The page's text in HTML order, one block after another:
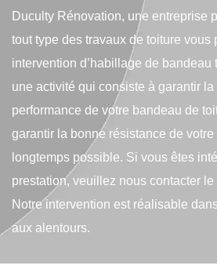
Duculty Rénovation, une entreprise
tout type des travaux de toiture vous
intervention d’habillage de bandeau
une activité qui consiste à garantir
performance de votre bandeau de
garantir la bonne résistance de
longtemps possible. Si vous êtes
prestation, veuillez nous contacter
Notre intervention est réalisable
aux alentours.